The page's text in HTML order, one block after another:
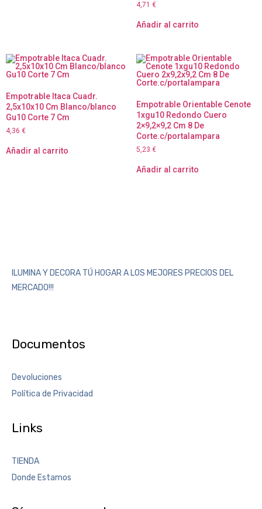
4,71 €
Añadir al carrito
Empotrable Itaca Cuadr.
2,5x10x10 Cm Blanco/blanco
Gu10 Corte 7 Cm
4,36 €
Añadir al carrito
Empotrable Orientable Cenote
1xgu10 Redondo Cuero
2×9,2×9,2 Cm 8 De
Corte.c/portalampara
5,23 €
Añadir al carrito
ILUMINA Y DECORA TÚ HOGAR A LOS MEJORES PRECIOS DEL
MERCADO!!!
Documentos
Devoluciones
Política de Privacidad
Links
TIENDA
Donde Estamos